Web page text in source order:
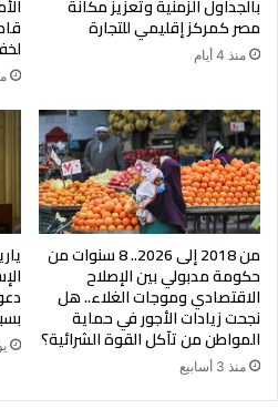
كوادري أرونا.
الميدالية الذهبية في الفردي بدورة
في عام 2014، انتقل عمر
المركز الثالث في أول مشاركة له بكأس
ميدالية ذهبية فردية في بطولة جولة
وواصل عام 2015 نجاحاته
بالجداول الزمنية وتعزيز مكانة
مصر كمركز إقليمي للتجارة
منذ 4 أيام
من 2018 إلى 2026.. 8 سنوات من
حكومة مدبولي بين الإصلاح
الاقتصادي وموجات الغلاء.. هل
نجحت زيادات الأجور في حماية
المواطن من تآكل القوة الشرائية؟
منذ 3 أسابيع